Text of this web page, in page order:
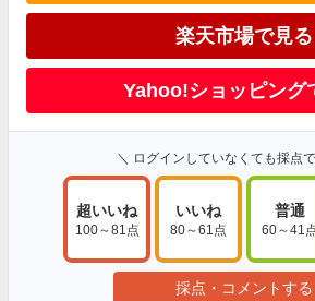
楽天市場で見る
Yahoo!ショッピング
＼ ログインしていなくても採点
超いいね
100～81点
いいね
80～61点
普通
60～41
採点・コメントする